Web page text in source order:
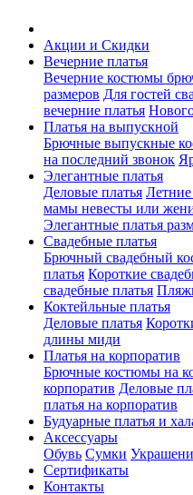
Акции и Скидки
Вечерние платья
Вечерние костюмы
размеров Для гостей
вечерние платья
Платья на выпускной
Брючные выпускные
на последний звонок
Элегантные платья
Деловые платья Летние
мамы невесты или
Элегантные платья
Свадебные платья
Брючный свадебный
платья Короткие
свадебные платья
Коктейльные платья
Деловые платья
длины миди
Платья на корпоратив
Брючные костюмы на
корпоратив Деловые
платья на корпоратив
Будуарные платья и
Аксессуары
Обувь Сумки
Сертификаты
Контакты